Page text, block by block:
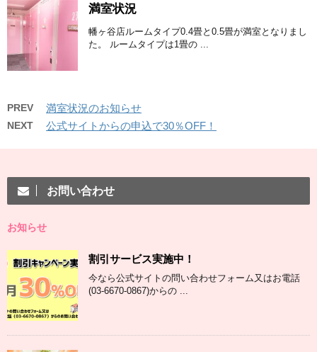
満室状況
幡ヶ谷店ルームタイプ0.4畳と0.5畳が満室となりまし
た。 ルームタイプは1畳の ...
PREV 満室状況のお知らせ
NEXT 公式サイトからの申込で30％OFF！
お問い合わせ
お知らせ
割引サービス実施中！
今なら公式サイトの問い合わせフォーム又はお電話
(03-6670-0867)からの ...